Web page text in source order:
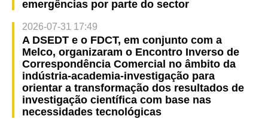
emergências por parte do sector
2026-07-31 17:49
A DSEDT e o FDCT, em conjunto com a
Melco, organizaram o Encontro Inverso de
Correspondência Comercial no âmbito da
indústria-academia-investigação para
orientar a transformação dos resultados de
investigação científica com base nas
necessidades tecnológicas